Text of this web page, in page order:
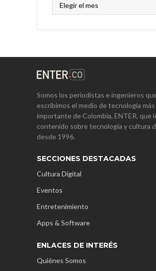
Somos los periodistas e ingenieros
escribimos el medio de tecnología más
importante de Colombia, ENTER, que
contenido sobre tecnología y cultura
desde 1996.
SECCIONES DESTACADAS
Cultura Digital
Eventos
Entretenimiento
Apps & Software
ENLACES DE INTERÉS
Quiénes Somos